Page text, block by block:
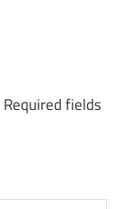
Required fields